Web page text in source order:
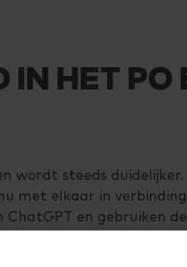
HET PO
wordt steeds duidelijker.
met elkaar in
ChatGPT en gebruiken
(SLO, 2024b)